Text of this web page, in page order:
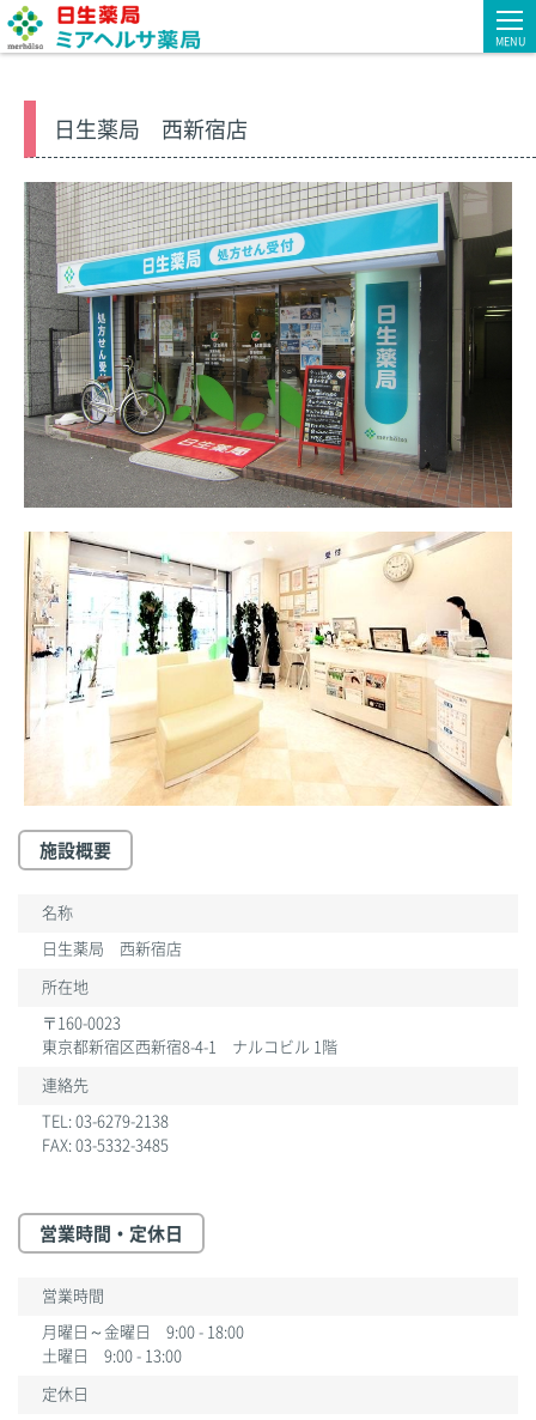
MENU
日生薬局 西新宿店
施設概要
名称
日生薬局 西新宿店
所在地
〒160-0023
東京都新宿区西新宿8-4-1 ナルコビル 1階
連絡先
TEL: 03-6279-2138
FAX: 03-5332-3485
営業時間・定休日
営業時間
月曜日～金曜日 9:00 - 18:00
土曜日 9:00 - 13:00
定休日